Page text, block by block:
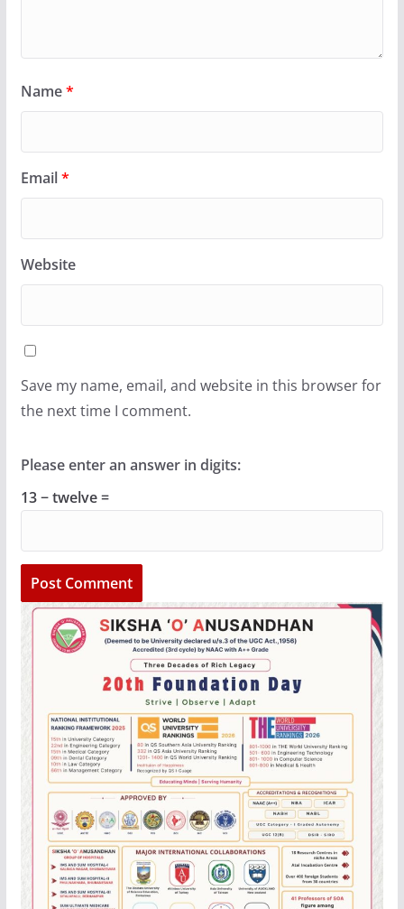
Name*
Email*
Website
Save my name, email, and website in this browser for
the next time I comment.
Please enter an answer in digits:
13 − twelve =